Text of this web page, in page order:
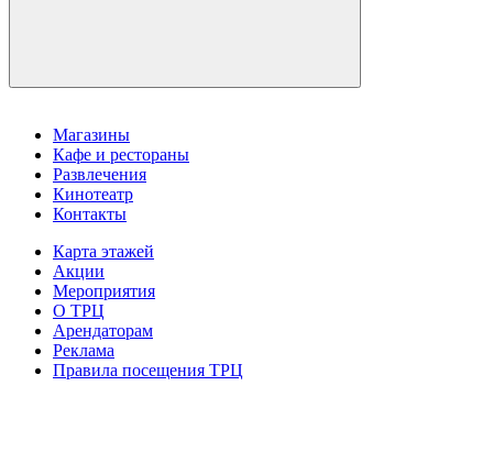
Магазины
Кафе и рестораны
Развлечения
Кинотеатр
Контакты
Карта этажей
Акции
Мероприятия
О ТРЦ
Арендаторам
Реклама
Правила посещения ТРЦ